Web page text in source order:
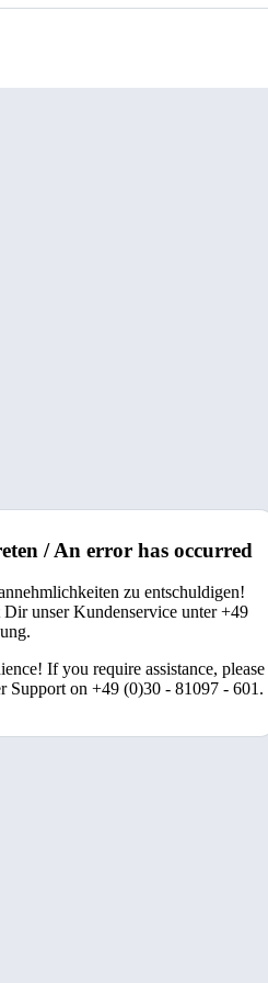
/ An error has occurred
zu entschuldigen!
unser Kundenservice unter +49
If you require assistance, please
Support on +49 (0)30 - 81097 - 601.